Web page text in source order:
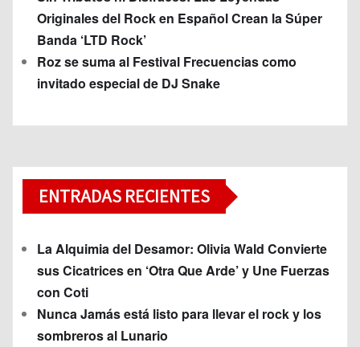
Originales del Rock en Español Crean la Súper
Banda ‘LTD Rock’
Roz se suma al Festival Frecuencias como
invitado especial de DJ Snake
ENTRADAS RECIENTES
La Alquimia del Desamor: Olivia Wald Convierte
sus Cicatrices en ‘Otra Que Arde’ y Une Fuerzas
con Coti
Nunca Jamás está listo para llevar el rock y los
sombreros al Lunario